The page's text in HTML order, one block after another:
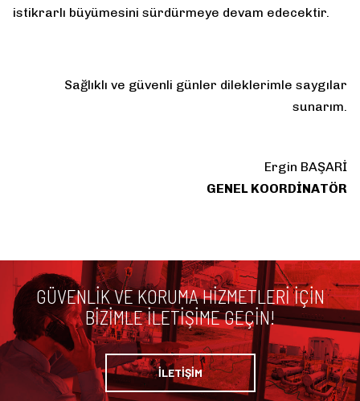
istikrarlı büyümesini sürdürmeye devam edecektir.
Sağlıklı ve güvenli günler dileklerimle saygılar
sunarım.
Ergin BAŞARİ
GENEL KOORDİNATÖR
GÜVENLIK VE KORUMA HIZMETLERI IÇIN
BIZIMLE ILETIŞIME GEÇIN!
İLETİŞİM